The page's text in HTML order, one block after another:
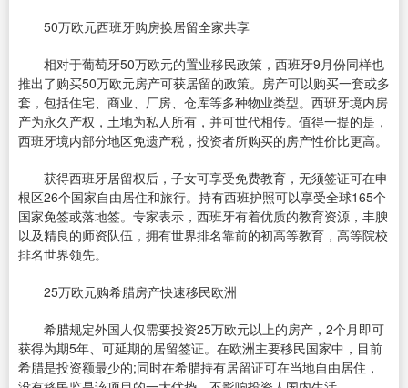
50万欧元西班牙购房换居留全家共享
相对于葡萄牙50万欧元的置业移民政策，西班牙9月份同样也
推出了购买50万欧元房产可获居留的政策。房产可以购买一套或多
套，包括住宅、商业、厂房、仓库等多种物业类型。西班牙境内房
产为永久产权，土地为私人所有，并可世代相传。值得一提的是，
西班牙境内部分地区免遗产税，投资者所购买的房产性价比更高。
获得西班牙居留权后，子女可享受免费教育，无须签证可在申
根区26个国家自由居住和旅行。持有西班护照可以享受全球165个
国家免签或落地签。专家表示，西班牙有着优质的教育资源，丰腴
以及精良的师资队伍，拥有世界排名靠前的初高等教育，高等院校
排名世界领先。
25万欧元购希腊房产快速移民欧洲
希腊规定外国人仅需要投资25万欧元以上的房产，2个月即可
获得为期5年、可延期的居留签证。在欧洲主要移民国家中，目前
希腊是投资额最少的;同时在希腊持有居留证可在当地自由居住，